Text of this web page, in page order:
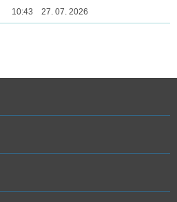
10:43 27. 07. 2026